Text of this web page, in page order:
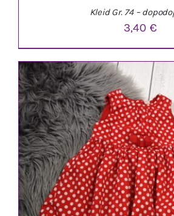
IN DEN WARENKORB /
Kleid Gr. 74 –
3,40€